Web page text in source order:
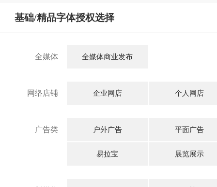
基础/精品字体授权选择
全媒体 全媒体商业发布
网络店铺 企业网店 个人网店
广告类 户外广告 平面广告
易拉宝 展览展示